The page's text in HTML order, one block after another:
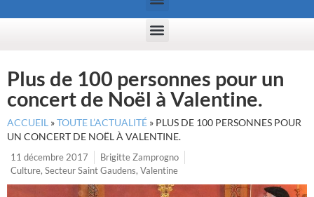
Plus de 100 personnes pour un
concert de Noël à Valentine.
ACCUEIL »TOUTE L’ACTUALITÉ » PLUS DE 100 PERSONNES POUR
UN CONCERT DE NOËL À VALENTINE.
11 décembre 2017
Brigitte Zamprogno
Culture, Secteur Saint Gaudens, Valentine